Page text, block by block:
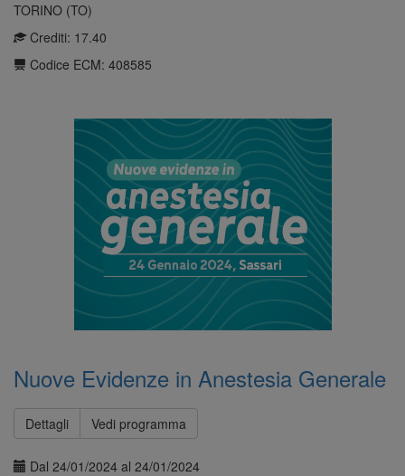
TORINO (TO)
Crediti: 17.40
Codice ECM: 408585
Nuove Evidenze in Anestesia Generale
Dettagli Vedi programma
Dal 24/01/2024 al 24/01/2024